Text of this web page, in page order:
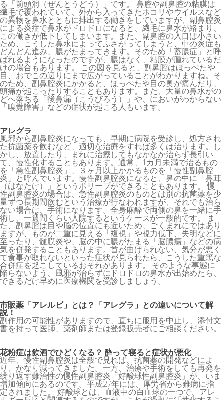
る「前頭洞（ぜんとうどう）」です。 鼻腔や副鼻腔の粘膜は
繊毛で覆われていて、外から入ってきたホコリやウイルスなど
の異物を鼻水とともに排出する働きをしていますが、副鼻腔炎
による炎症で鼻水がドロドロになると、繊毛に鼻水が絡まり、
この働きが低下してしまいます。また、副鼻腔の入口は小さい
ため、こうした鼻水によってふさがってしまうと、中の炎症も
どんどん進み、膿がたまってきます。そのため「蓄膿症」と呼
ばれるようになったのですが、膿はなく、粘膜が腫れているだ
けの場合もあります。 この図を見ると、副鼻腔はほっぺたや
目、おでこの辺りにまで広がっていることがわかりますね。そ
のため、副鼻腔炎にかかると、ほっぺたや目の奥が痛んだり、
頭痛が起こったりすることもあります。また、大量の鼻水がの
どへ落ちる「後鼻漏（こうびろう）」や、においがわからない
「嗅覚障害」などの症状が起こる人もいます。
アレグラ
風邪から副鼻腔炎になっても、早期に病院を受診し、処方され
た抗菌薬を飲むなど、適切な治療をすれば多くは治ります。し
かし、放置したり、まれに治療してもなかなか治らず長引い
て、慢性化することもあります。通常、1カ月未満で治るもの
を「急性副鼻腔炎」、３ヶ月以上かかるものを「慢性副鼻腔
炎」と呼んでいます。慢性副鼻腔炎になると、鼻の中に「鼻茸
（はなたけ）」というポリープができることもあります。 慢
性副鼻腔炎の場合は、急性副鼻腔炎のものとは別の抗菌薬を少
量ずつ長期間飲むという治療が行なわれますが、それでも治ら
ない場合は、手術になります。全身麻酔で両側の鼻を一緒に手
術し、一週間くらい入院するというケースが一般的です。 ま
た、副鼻腔は目や脳の位置にも近いため、ごくまれにではあり
ますが、ものが二重に見える「複視」や視力低下、失明などに
至ったり、髄膜炎や、脳の中に膿がたまる「脳膿瘍」などの病
気を併発することもあります。首が曲げられない、気分が悪く
て食事が取れないといった症状が見られたら、こうした重篤な
合併症を起こしているおそれがあります。 そのような事態に
陥らないよう、風邪が治らずにドロドロの鼻水が出始めたら、
できるだけ早めに医療機関を受診しましょう。
市販薬「アレルビ」とは？「アレグラ」との違いについて解
説！
副作用の可能性がありますので、直ちに服用を中止し、添付文
書を持って医師、薬剤師または登録販売者にご相談ください。
花粉症は飲酒でひどくなる？ 酔って寝ると症状が悪化
近年、慢性副鼻腔炎は全般で見れば、抗菌薬の開発などによ
り、かなり減ってきました。一方、治療や手術をしても再発を
繰り返す難治性の慢性副鼻腔炎「好酸球性副鼻腔炎」が、いま
増加傾向にあるのです。平成27年には、厚労省から難病に指
定されました。 好酸球とは、血液中の白血球の一つで、アレ